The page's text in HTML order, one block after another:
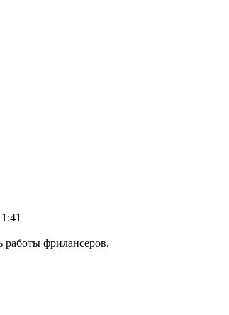
работы фрилансеров.